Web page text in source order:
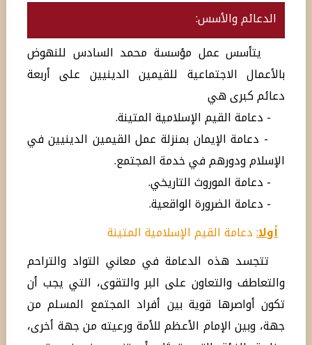
الدعائم والأسس:
يتأسس عمل مؤسسة محمد السادس للنهوض
بالأعمال الاجتماعية للقيمين الدينيين على أربعة
دعائم كبرى هي
- دعامة القيم الإسلامية المتينة.
- دعامة الإيمان بمنزلة عمل القيمين الدينيين في
الإسلام ودورهم في خدمة المجتمع.
- دعامة الموروث التاريخي.
- دعامة الضرورة الواقعية.
أولا:دعامة القيم الإسلامية المتينة
تتجسد هذه الدعامة في معاني التواد والتراحم
والتعاطف والتعاون على البر والتقوى، التي يجب أن
تكون أواصرها قوية بين أفراد المجتمع المسلم من
جهة، وبين الإمام الأعظم للأمة ورعيته من جهة أخرى،